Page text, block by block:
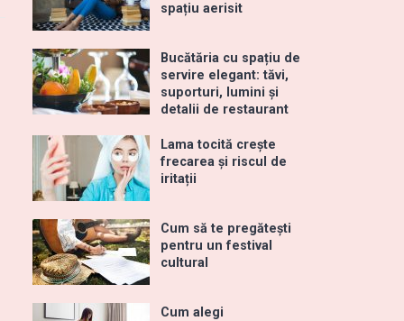
spațiu aerisit
Bucătăria cu spațiu de
servire elegant: tăvi,
suporturi, lumini și
detalii de restaurant
Lama tocită crește
frecarea și riscul de
iritații
Cum să te pregătești
pentru un festival
cultural
Cum alegi